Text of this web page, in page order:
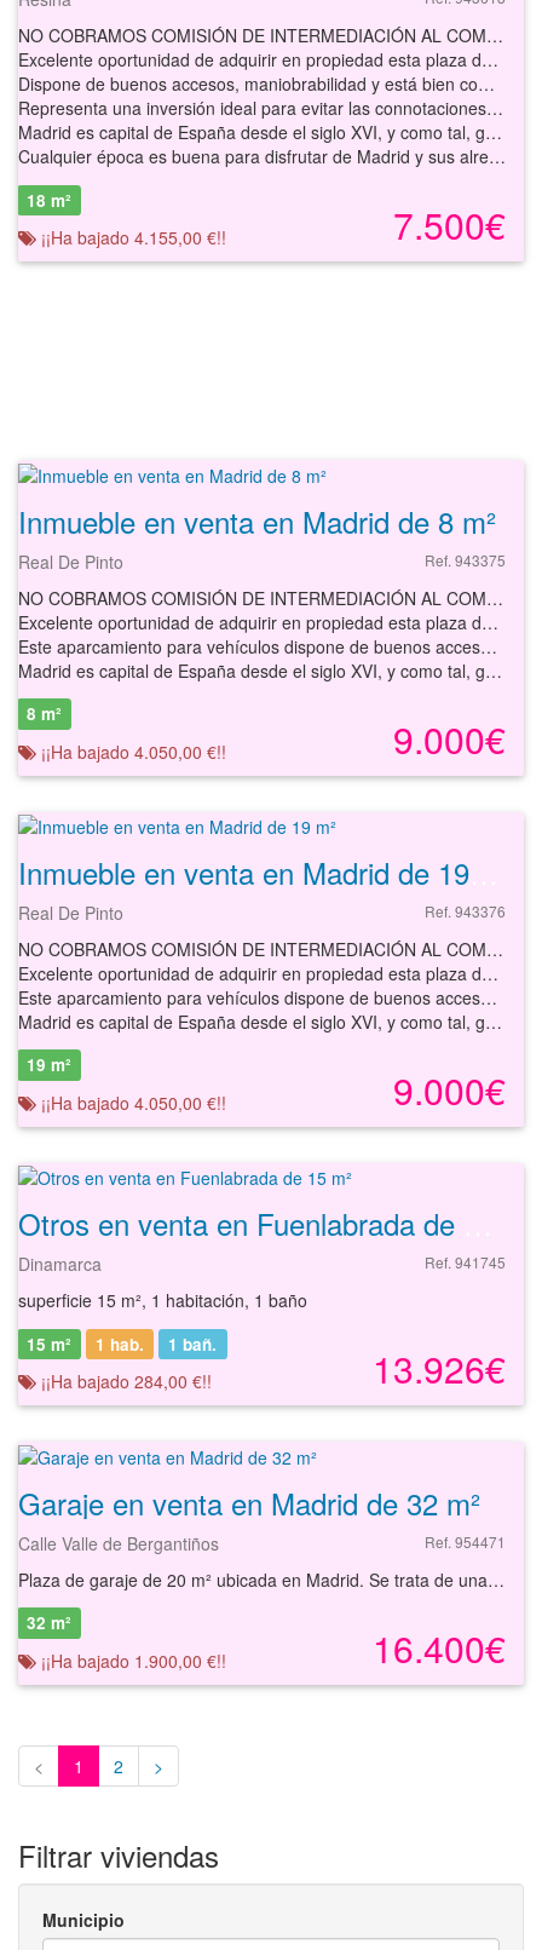
NO COBRAMOS COMISIÓN DE INTERMEDIACIÓN AL COMPRADOR
Excelente oportunidad de adquirir en propiedad esta plaza de parking con acceso desde la calle por una puerta abatible automática de rejilla para fomentar la renovación de aire viciado ubicada en la localidad de Madrid.
Dispone de buenos accesos, maniobrabilidad y está bien comunicada.
Representa una inversión ideal para evitar las connotaciones de cambio ambiental que afecta de forma inevitable al coche que, al dormir en la calle es vulnerable ante el efecto de la lluvia, la nieve o el calor. Es un ahorro en el consumo del combustible, así como el ahorro del tiempo en los desplazamientos, la mejor inversión para invertir esos minutos en tu propio bienestar.
Madrid es capital de España desde el siglo XVI, y como tal, gracias a su pasado histórico y su legado patrimonial, es uno de los grandes destinos turísticos no solo de España, sino también de Europa. La alta densidad de tráfico y la falta de espacios disponibles hacen que la tarea sea cada vez más complicada. A medida que el número de vehículos en la ciudad sigue aumentando, la disponibilidad de aparcamiento se vuelve aún más escasa. Con la llegada de estas restricciones, moverse con el coche por las zonas más céntricas de la capital es cada vez una tarea más complicada.
Cualquier época es buena para disfrutar de Madrid y sus alrededores.
7.500€
18 m²
¡¡Ha bajado 4.155,00 €!!
Inmueble en venta en Madrid de 8 m²
Real De Pinto Ref. 943375
NO COBRAMOS COMISIÓN DE INTERMEDIACIÓN AL COMPRADOR
Excelente oportunidad de adquirir en propiedad esta plaza de parking con acceso desde la calle por una puerta abatible automática a tráfico rodado ubicada en la localidad de Madrid.
Este aparcamiento para vehículos dispone de buenos accesos, maniobrabilidad y está bien comunicada. Representa una inversión ideal para evitar las connotaciones de cambio ambiental que afecta de forma inevitable al coche que, al dormir en la calle es vulnerable ante el efecto de la lluvia, la nieve o el calor. Es un ahorro en el consumo del combustible, así como el ahorro del tiempo en los desplazamientos, la mejor inversión para invertir esos minutos en tu propio bienestar.
Madrid es capital de España desde el siglo XVI, y como tal, gracias a su pasado histórico y su legado patrimonial, es uno de los grandes destinos turísticos no solo de España, sino también de Europa. La alta densidad de tráfico y la falta de espacios disponibles hacen que la tarea sea cada vez más complicada. A medida que el número de vehículos en la ciudad sigue aumentando, la disponibilidad de aparcamiento se vuelve aún más escasa. Con la llegada de estas restricciones, moverse con el coche por las zonas más céntricas de la capital es cada vez una tarea más complicada.
9.000€
8 m²
¡¡Ha bajado 4.050,00 €!!
Real De Pinto Ref. 943376
NO COBRAMOS COMISIÓN DE INTERMEDIACIÓN AL COMPRADOR
Excelente oportunidad de adquirir en propiedad esta plaza de parking con acceso desde la calle por una puerta abatible automática a tráfico rodado ubicada en la localidad de Madrid.
Este aparcamiento para vehículos dispone de buenos accesos, maniobrabilidad y está bien comunicada. Representa una inversión ideal para evitar las connotaciones de cambio ambiental que afecta de forma inevitable al coche que, al dormir en la calle es vulnerable ante el efecto de la lluvia, la nieve o el calor. Es un ahorro en el consumo del combustible, así como el ahorro del tiempo en los desplazamientos, la mejor inversión para invertir esos minutos en tu propio bienestar.
Madrid es capital de España desde el siglo XVI, y como tal, gracias a su pasado histórico y su legado patrimonial, es uno de los grandes destinos turísticos no solo de España, sino también de Europa. La alta densidad de tráfico y la falta de espacios disponibles hacen que la tarea sea cada vez más complicada. A medida que el número de vehículos en la ciudad sigue aumentando, la disponibilidad de aparcamiento se vuelve aún más escasa. Con la llegada de estas restricciones, moverse con el coche por las zonas más céntricas de la capital es cada vez una tarea más complicada.
9.000€
19 m²
¡¡Ha bajado 4.050,00 €!!
Dinamarca Ref. 941745
superficie 15 m², 1 habitación, 1 baño
13.926€
15 m² 1 hab. 1 bañ.
¡¡Ha bajado 284,00 €!!
Garaje en venta en Madrid de 32 m²
Calle Valle de Bergantiños Ref. 954471
Plaza de garaje de 20 m² ubicada en Madrid. Se trata de una plaza de garaje de 20 m² situada en la planta sótano del edificio. Cuenta con amplias zonas de rodadura por lo que ofrece buena maniobrabilidad. La plaza de garaje se sitúa en el barrio de Valdezarza, con buenos accesos por la M-30 y la autovía A-6. Dispone de comunicaciones mediante líneas de autobús urbano, estación de metro Antonio Machado y acceso a Cercanías Renfe en barrios próximos. En la zona se pueden encontrar servicios como supermercados, restaurantes, centros educativos, oficinas bancarias, instalaciones deportivas y otros negocios comerciales. Cerca de este punto se encuentra el Hospital Central de la Cruz Roja San José y Santa Adela, el Centro Deportivo Municipal La Masó y el Parque Rodríguez Sahagún. Con nuestros servicios podrá encontrar la plaza de garaje que necesita y asegurar su inversión con el mejor de los asesoramientos especializados. Empiece ahora mismo pidiendo más información. Un responsable cercano a usted le atenderá personalmente.
16.400€
32 m²
¡¡Ha bajado 1.900,00 €!!
< 1 2 >
Filtrar viviendas
Municipio